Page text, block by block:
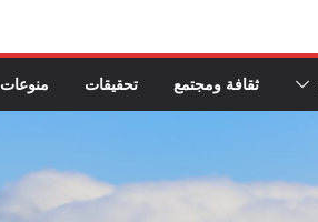
ثقافة ومجتمع تحقيقات منوعات